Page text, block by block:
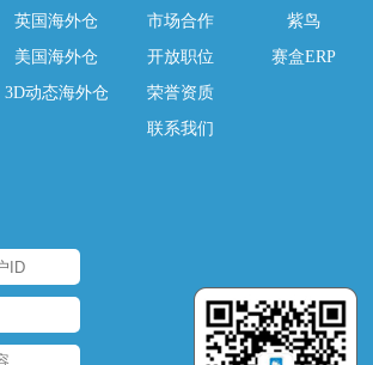
英国海外仓
美国海外仓
3D动态海外仓
市场合作
开放职位
荣誉资质
联系我们
紫鸟
赛盒ERP